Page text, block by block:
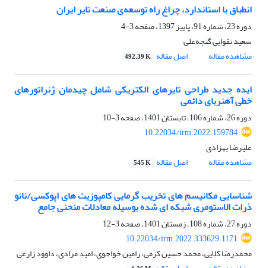
انطباق با استاندارد، چراغ راه توسعه‌ی صنعت تایر ایران
دوره 23، شماره 91، پاییز 1397، صفحه
3-4
سعید تقوایی گنجه‌علی
مشاهده مقاله
اصل مقاله 492.39 K
ایده جدید طراحی تایرهای الکتریکی شامل چیدمان ژنراتورهای
خطی آهنربای دائمی
دوره 26، شماره 106، تابستان 1401، صفحه
3-10
10.22034/irm.2022.159784
علیرضا بهزادی
مشاهده مقاله
اصل مقاله 545 K
شناسایی مکانیسم های تخریب گرمایی کامپوزیت های اپوکسی/نانو
ذرات الاستومری شبکه ای شده بوسیله معادلات منحنی جامع
دوره 27، شماره 108، زمستان 1401، صفحه
3-12
10.22034/irm.2022.333629.1171
محمدرضا کلایی، محمد حسین کرمی، رامین خواجوی، امید مرادی، داوود زارعی